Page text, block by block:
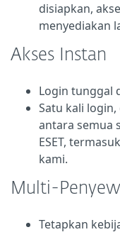
disiapkan,
menyediakan
Akses Instan
Login tunggal
Satu kali
antara semua
ESET,
kami.
Multi-
Tetapkan